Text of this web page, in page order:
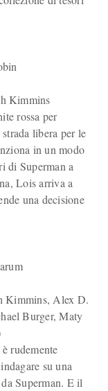
Kimmins
rossa per
libera per le
in un modo
di Superman a
Lois arriva a
una decisione
Kimmins, Alex D.
Burger, Maty
rudemente
su una
Superman. E il